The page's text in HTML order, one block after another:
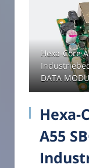
Hexa-Core
DATA
Hexa-
A55